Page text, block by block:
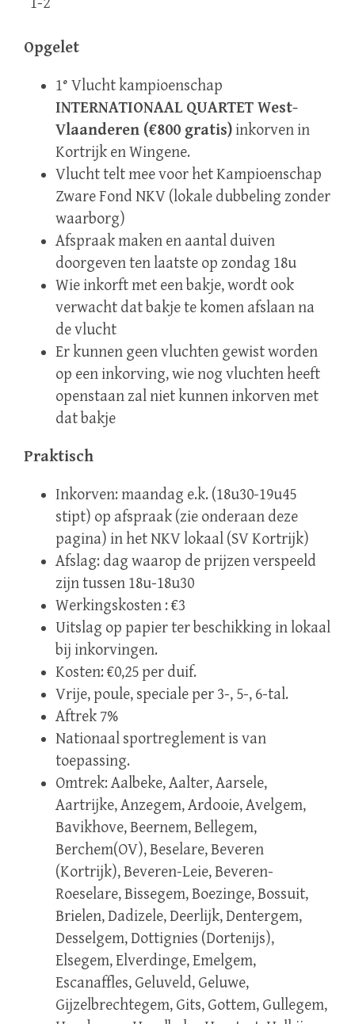
Opgelet
1° Vlucht kampioenschap
INTERNATIONAAL QUARTET West-
Vlaanderen (€800 gratis)inkorven in
Kortrijk en Wingene.
Vlucht telt mee voor het Kampioenschap
Zware Fond NKV (lokale dubbeling zonder
waarborg)
Afspraak maken en aantal duiven
doorgeven ten laatste op zondag 18u
Wie inkorft met een bakje, wordt ook
verwacht dat bakje te komen afslaan na
de vlucht
Er kunnen geen vluchten gewist worden
op een inkorving, wie nog vluchten heeft
openstaan zal niet kunnen inkorven met
dat bakje
Praktisch
Inkorven: maandag e.k. (18u30-19u45
stipt) op afspraak (zie onderaan deze
pagina) in het NKV lokaal (SV Kortrijk)
Afslag: dag waarop de prijzen verspeeld
zijn tussen 18u-18u30
Werkingskosten : €3
Uitslag op papier ter beschikking in lokaal
bij inkorvingen.
Kosten: €0,25 per duif.
Vrije, poule, speciale per 3-, 5-, 6-tal.
Aftrek 7%
Nationaal sportreglement is van
toepassing.
Omtrek: Aalbeke, Aalter, Aarsele,
Aartrijke, Anzegem, Ardooie, Avelgem,
Bavikhove, Beernem, Bellegem,
Berchem(OV), Beselare, Beveren
(Kortrijk), Beveren-Leie, Beveren-
Roeselare, Bissegem, Boezinge, Bossuit,
Brielen, Dadizele, Deerlijk, Dentergem,
Desselgem, Dottignies (Dortenijs),
Elsegem, Elverdinge, Emelgem,
Escanaffles, Geluveld, Geluwe,
Gijzelbrechtegem, Gits, Gottem, Gullegem,